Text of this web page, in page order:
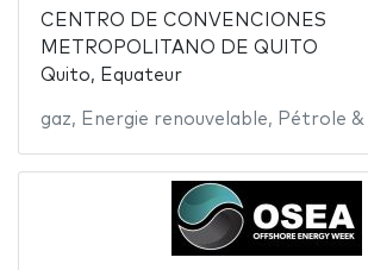
CENTRO DE CONVENCIONES
METROPOLITANO DE QUITO
Quito, Equateur
gaz, Energie renouvelable, Pétrole &